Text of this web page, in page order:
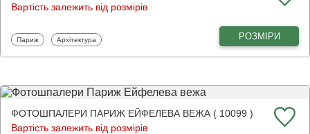
Вартість залежить від розмірів
Фотошпалери
Париж Фотошпалери
Архітектура РОЗМІРИ
ФОТОШПАЛЕРИ ПАРИЖ ЕЙФЕЛЕВА ВЕЖА ( 10099 )
Вартість залежить від розмірів